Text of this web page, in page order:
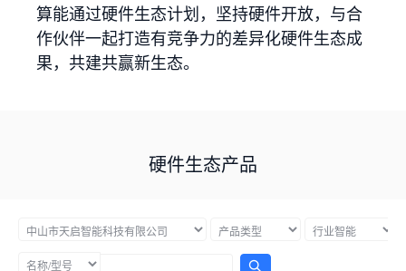
算能通过硬件生态计划，坚持硬件开放，与合
作伙伴一起打造有竞争力的差异化硬件生态成
果，共建共赢新生态。
硬件生态产品